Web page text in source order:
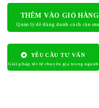
THÊM VÀO GIỎ HÀNG
YÊU CẦU TƯ VẤN